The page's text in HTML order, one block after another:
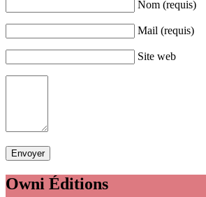
Nom (requis)
Mail (requis)
Site web
Owni Éditions